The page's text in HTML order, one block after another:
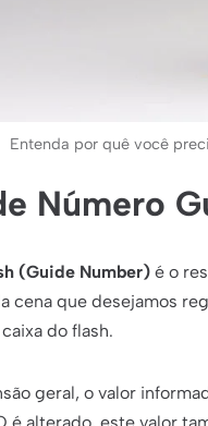
Entenda por quê você
Número
(Guide Number)é o
cena que desejamos
do flash.
geral, o valor
é alterado, este valor